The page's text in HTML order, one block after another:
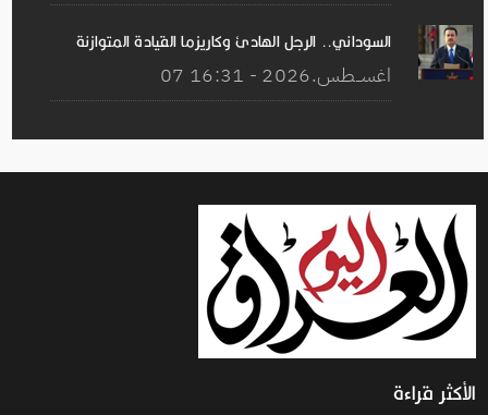
السوداني.. الرجل الهادئ وكاريزما القيادة المتوازنة
07 اغســطس.2026 - 16:31
الأكثر قراءة